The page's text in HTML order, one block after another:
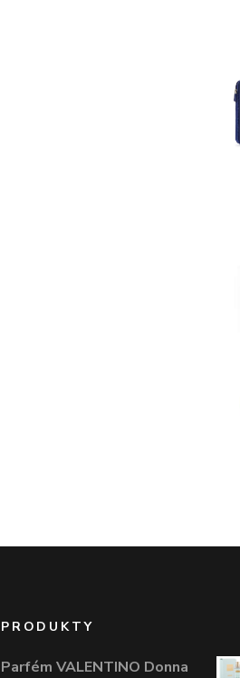
PRODUKTY
Parfém VALENTINO Donna